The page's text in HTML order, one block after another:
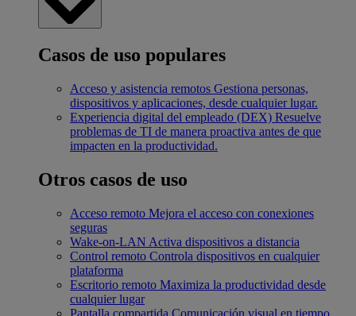
Casos de uso populares
Acceso y asistencia remotos Gestiona personas,
dispositivos y aplicaciones, desde cualquier lugar.
Experiencia digital del empleado (DEX) Resuelve
problemas de TI de manera proactiva antes de que
impacten en la productividad.
Otros casos de uso
Acceso remoto Mejora el acceso con conexiones
seguras
Wake-on-LAN Activa dispositivos a distancia
Control remoto Controla dispositivos en cualquier
plataforma
Escritorio remoto Maximiza la productividad desde
cualquier lugar
Pantalla compartida Comunicación visual en tiempo